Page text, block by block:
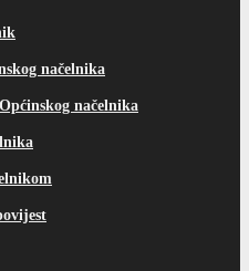
načelnika
načelnika